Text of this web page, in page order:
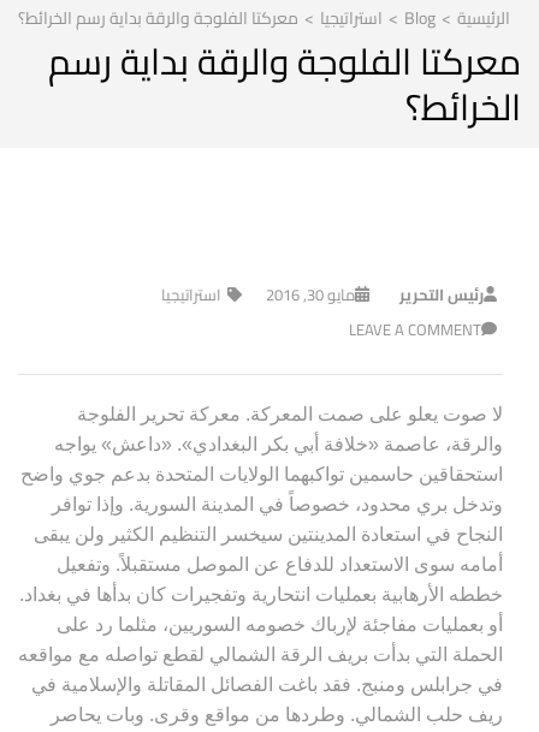
الرئيسية >
Blog
> استراتيجيا > معركتا الفلوجة والرقة بداية رسم الخرائط؟
معركتا الفلوجة والرقة بداية رسم
الخرائط؟
رئيس التحرير مايو 30, 2016
استراتيجيا
LEAVE A COMMENT
لا صوت يعلو على صمت المعركة. معركة تحرير الفلوجة
والرقة، عاصمة «خلافة أبي بكر البغدادي». «داعش» يواجه
استحقاقين حاسمين تواكبهما الولايات المتحدة بدعم جوي واضح
وتدخل بري محدود، خصوصاً في المدينة السورية. وإذا توافر
النجاح في استعادة المدينتين سيخسر التنظيم الكثير ولن يبقى
أمامه سوى الاستعداد للدفاع عن الموصل مستقبلاً. وتفعيل
خططه الأرهابية بعمليات انتحارية وتفجيرات كان بدأها في بغداد.
أو بعمليات مفاجئة لإرباك خصومه السوريين، مثلما رد على
الحملة التي بدأت بريف الرقة الشمالي لقطع تواصله مع مواقعه
في جرابلس ومنبج. فقد باغت الفصائل المقاتلة والإسلامية في
ريف حلب الشمالي. وطردها من مواقع وقرى. وبات يحاصر